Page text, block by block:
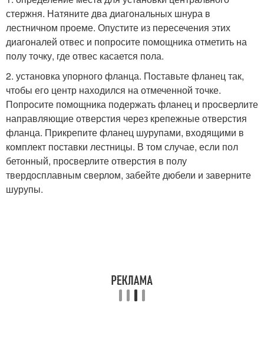
стержня. Натяните два диагональных шнура в
лестничном проеме. Опустите из пересечения этих
диагоналей отвес и попросите помощника отметить на
полу точку, где отвес касается пола.
2. установка упорного фланца. Поставьте фланец так,
чтобы его центр находился на отмеченной точке.
Попросите помощника подержать фланец и просверлите
направляющие отверстия через крепежные отверстия
фланца. Прикрепите фланец шурупами, входящими в
комплект поставки лестницы. В том случае, если пол
бетонный, просверлите отверстия в полу
твердосплавным сверлом, забейте дюбели и заверните
шурупы.